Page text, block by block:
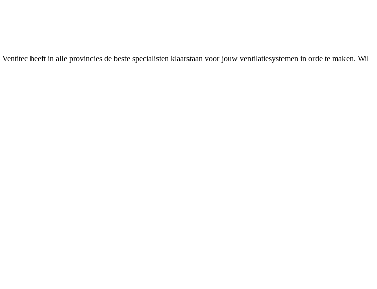
Ventitec heeft in alle provincies de beste specialisten klaarstaan voor jouw ventilatiesystemen in orde te maken. Wil